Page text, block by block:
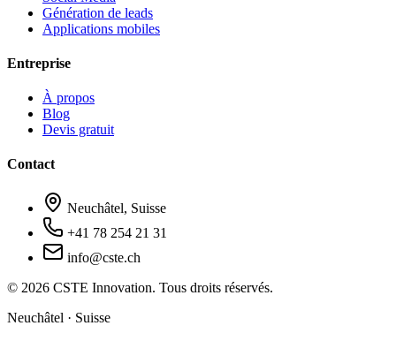
Génération de leads
Applications mobiles
Entreprise
À propos
Blog
Devis gratuit
Contact
Neuchâtel, Suisse
+41 78 254 21 31
info@cste.ch
© 2026 CSTE Innovation. Tous droits réservés.
Neuchâtel · Suisse